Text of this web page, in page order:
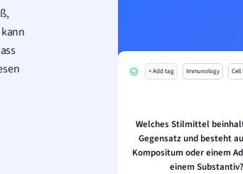
+ Add tag Immunology
Welches Stilmittel
Gegensatz und besteht
Kompositum oder einem
einem Substantiv?